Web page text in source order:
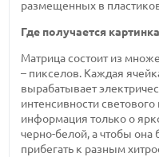
размещенных в
Где получается картинка
Матрица состоит из
– пикселов. Каждая
вырабатывает
интенсивности
информация только о
черно-белой, а чтобы она
прибегать к разным